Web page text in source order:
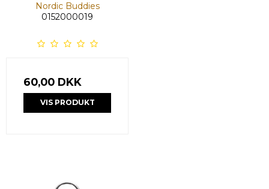
Nordic Buddies
0152000019
60,00 DKK
VIS PRODUKT